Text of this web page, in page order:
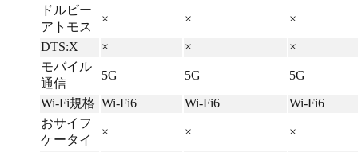
ドルビー
アトモス
× × ×
DTS:X × ×
×
モバイル
通信
5G 5G 5G
Wi-Fi規格 Wi-Fi6 Wi-Fi6
Wi-Fi6
おサイフ
ケータイ
× × ×